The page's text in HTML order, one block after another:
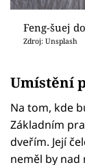
Feng-šuej
Zdroj: Unsplash
Umístění
Na tom, kde
Základním
dveřím. Její
neměl by nad